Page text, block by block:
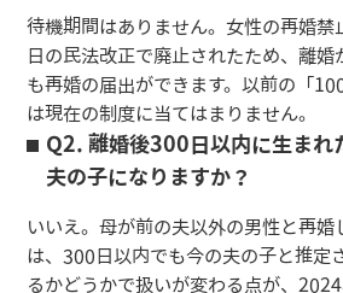
待機期間はありません。女性の再婚
日の民法改正で廃止されたため、離婚
も再婚の届出ができます。以前の「
は現在の制度に当てはまりません。
Q2. 離婚後300日以内に生まれ
夫の子になりますか？
いいえ。母が前の夫以外の男性と再婚
は、300日以内でも今の夫の子と推定
るかどうかで扱いが変わる点が、